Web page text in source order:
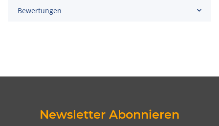
Bewertungen
Newsletter Abonnieren